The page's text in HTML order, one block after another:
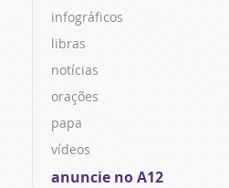
infográficos
libras
notícias
orações
papa
vídeos
anuncie no A12